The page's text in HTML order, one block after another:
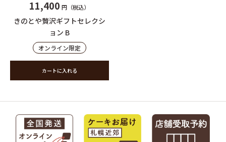
11,400 円（税込）
きのとや贅沢ギフトセレクシ
ョン B
オンライン限定
カートに入れる